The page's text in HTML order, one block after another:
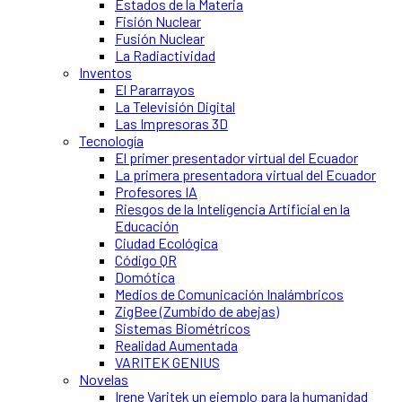
Estados de la Materia
Fisión Nuclear
Fusión Nuclear
La Radiactividad
Inventos
El Pararrayos
La Televisión Digital
Las Impresoras 3D
Tecnología
El primer presentador virtual del Ecuador
La primera presentadora virtual del Ecuador
Profesores IA
Riesgos de la Inteligencia Artificial en la
Educación
Ciudad Ecológica
Código QR
Domótica
Medios de Comunicación Inalámbricos
ZigBee (Zumbido de abejas)
Sistemas Biométricos
Realidad Aumentada
VARITEK GENIUS
Novelas
Irene Varitek un ejemplo para la humanidad